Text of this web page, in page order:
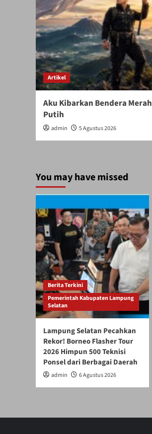
Artikel
Aku Kibarkan Bendera Merah
Putih
admin 5 Agustus 2026
You may have missed
Berita Terkini
Pemerintah Kabupaten Lampung
Selatan
Lampung Selatan Pecahkan
Rekor! Borneo Flasher Tour
2026 Himpun 500 Teknisi
Ponsel dari Berbagai Daerah
admin 6 Agustus 2026